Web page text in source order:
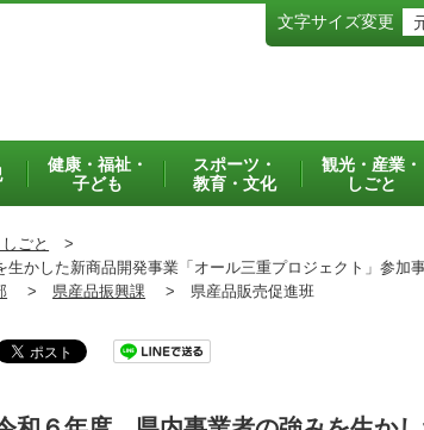
文字サイズ変更
健康・福祉・
子ども
スポーツ・
教育・文化
観光・産業・
しごと
ごと
>
かした新商品開発事業「オール三重プロジェクト」参加
> 県産品振興課 > 県産品販売促進班